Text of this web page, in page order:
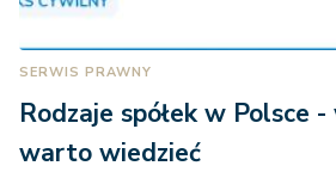
SERWIS PRAWNY
Rodzaje spółek w Polsce
warto wiedzieć